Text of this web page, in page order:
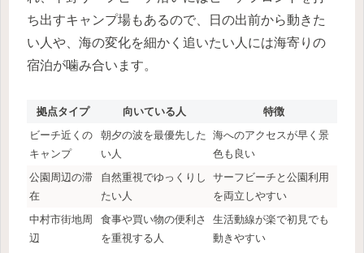
ち出すキャンプ場もあるので、日の出前から動きた
い人や、海の変化を細かく追いたい人には海寄りの
宿泊が噛み合います。
拠点タイプ 向いている人
特徴
ビーチ近くの
キャンプ
朝夕の波を最優先した
い人
海へのアクセスが早く景
色も良い
公園周辺の滞
在
自然重視でゆっくりし
たい人
サーフビーチと公園利用
を両立しやすい
中村市街地周
辺
食事や買い物の便利さ
を重視する人
生活動線が楽で初見でも
動きやすい